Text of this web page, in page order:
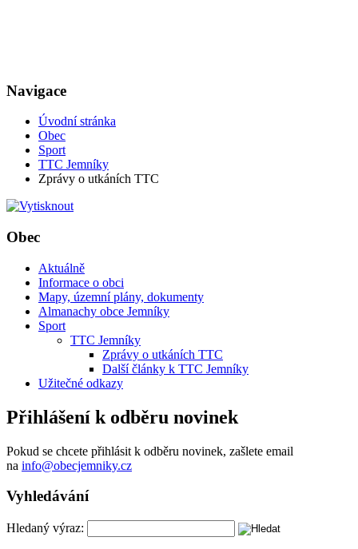
Navigace
Úvodní stránka
Obec
Sport
TTC Jemníky
Zprávy o utkáních TTC
Obec
Aktuálně
Informace o obci
Mapy, územní plány, dokumenty
Almanachy obce Jemníky
Sport
TTC Jemníky
Zprávy o utkáních TTC
Další články k TTC Jemníky
Užitečné odkazy
Přihlášení k odběru novinek
Pokud se chcete přihlásit k odběru novinek, zašlete email
na info@obecjemniky.cz
Vyhledávání
Hledaný výraz: